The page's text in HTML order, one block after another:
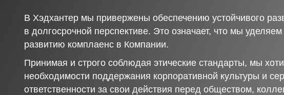
В Хэдхантер мы привержены обеспечению устойчивого
в долгосрочной перспективе. Это означает, что мы
развитию комплаенс в Компании.
Принимая и строго соблюдая этические стандарты, мы
необходимости поддержания корпоративной культуры и
ответственности за свои действия перед обществом,